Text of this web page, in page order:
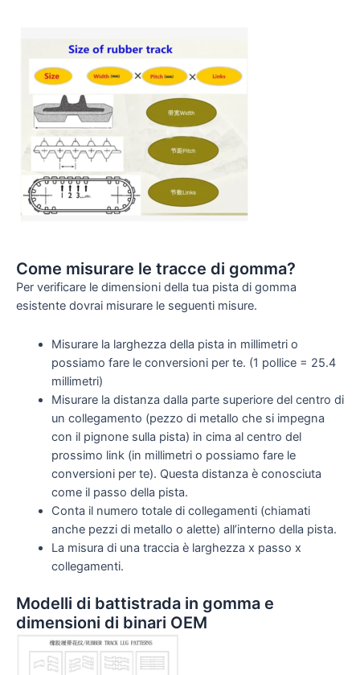
Come misurare le tracce di gomma?
Per verificare le dimensioni della tua pista di gomma
esistente dovrai misurare le seguenti misure.
Misurare la larghezza della pista in millimetri o
possiamo fare le conversioni per te. (1 pollice = 25.4
millimetri)
Misurare la distanza dalla parte superiore del centro di
un collegamento (pezzo di metallo che si impegna
con il pignone sulla pista) in cima al centro del
prossimo link (in millimetri o possiamo fare le
conversioni per te). Questa distanza è conosciuta
come il passo della pista.
Conta il numero totale di collegamenti (chiamati
anche pezzi di metallo o alette) all’interno della pista.
La misura di una traccia è larghezza x passo x
collegamenti.
Modelli di battistrada in gomma e
dimensioni di binari OEM